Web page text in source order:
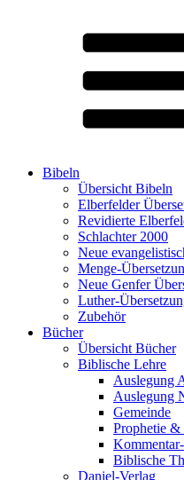
Bibeln
Übersicht Bibeln
Elberfelder
Revidierte
Schlachter 2000
Neue
Menge-
Neue Genfer
Luther-
Zubehör
Bücher
Übersicht Bücher
Biblische Lehre
Auslegung
Auslegung
Gemeinde
Prophetie
Biblische
Daniel-Verlag